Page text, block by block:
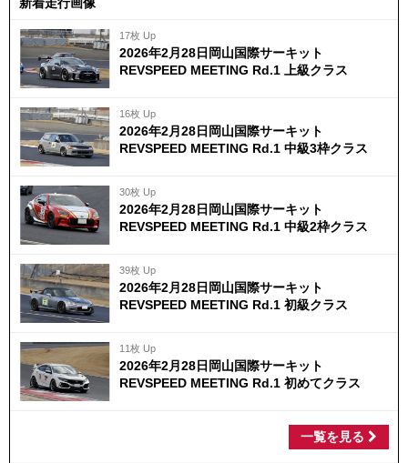
新着走行画像
17枚 Up
2026年2月28日岡山国際サーキット
REVSPEED MEETING Rd.1 上級クラス
16枚 Up
2026年2月28日岡山国際サーキット
REVSPEED MEETING Rd.1 中級3枠クラス
30枚 Up
2026年2月28日岡山国際サーキット
REVSPEED MEETING Rd.1 中級2枠クラス
39枚 Up
2026年2月28日岡山国際サーキット
REVSPEED MEETING Rd.1 初級クラス
11枚 Up
2026年2月28日岡山国際サーキット
REVSPEED MEETING Rd.1 初めてクラス
一覧を見る